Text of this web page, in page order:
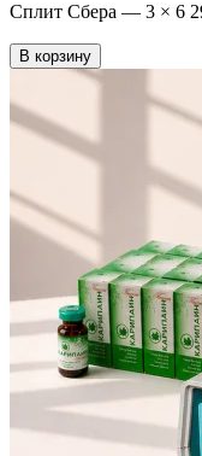
Сплит Сбера — 3 × 6
В корзину